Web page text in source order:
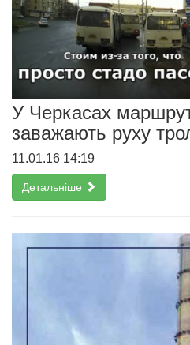
У Черкасах
заважають руху
11.01.16 14:19
Детальніше